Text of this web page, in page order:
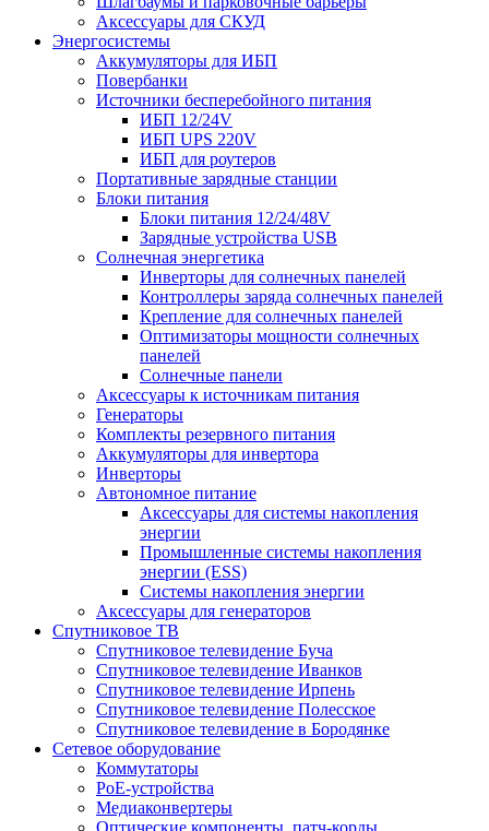
Аксессуары для СКУД
Энергосистемы
Аккумуляторы для ИБП
Повербанки
Источники бесперебойного питания
ИБП 12/24V
ИБП UPS 220V
ИБП для роутеров
Портативные зарядные станции
Блоки питания
Блоки питания 12/24/48V
Зарядные устройства USB
Солнечная энергетика
Инверторы для солнечных панелей
Контроллеры заряда солнечных панелей
Крепление для солнечных панелей
Оптимизаторы мощности солнечных
панелей
Солнечные панели
Аксессуары к источникам питания
Генераторы
Комплекты резервного питания
Аккумуляторы для инвертора
Инверторы
Автономное питание
Аксессуары для системы накопления
энергии
Промышленные системы накопления
энергии (ESS)
Системы накопления энергии
Аксессуары для генераторов
Спутниковое ТВ
Спутниковое телевидение Буча
Спутниковое телевидение Иванков
Спутниковое телевидение Ирпень
Спутниковое телевидение Полесское
Спутниковое телевидение в Бородянке
Сетевое оборудование
Коммутаторы
PoE-устройства
Медиаконвертеры
Оптические компоненты, патч-корды